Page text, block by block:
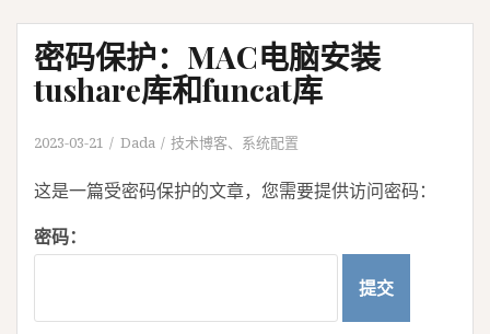
密码保护：MAC电脑安装
tushare库和funcat库
2023-03-21 Dada 技术博客、 系统配置
这是一篇受密码保护的文章，您需要提供访问密码：
密码：